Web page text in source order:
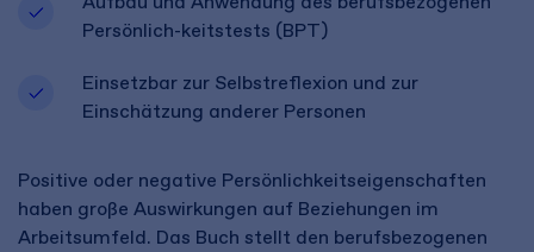
Persönlich-keitstests (BPT)​
Einsetzbar zur Selbstreflexion und zur
Einschätzung anderer Personen​
Positive oder negative Persönlichkeitseigenschaften
haben große Auswirkungen auf Beziehungen im
Arbeitsumfeld. Das Buch stellt den berufsbezogenen